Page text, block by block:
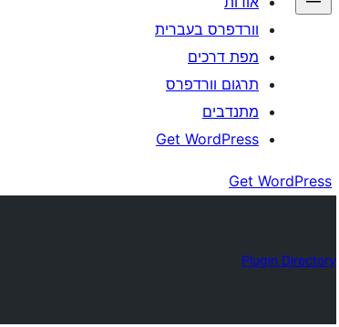
וורדפרס בעברית
מפת דרכים
תרגום וורדפרס
מתנדבים
Get WordPress
Get WordPress
Plugin Directory